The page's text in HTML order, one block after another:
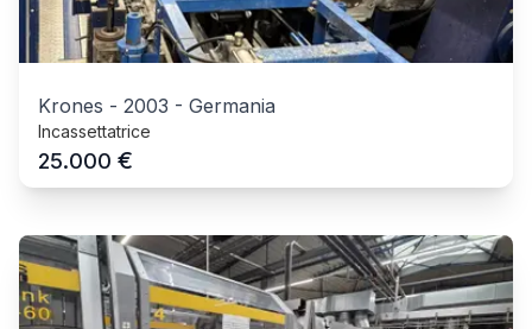
Krones - 2003 - Germania
Incassettatrice
25.000 €